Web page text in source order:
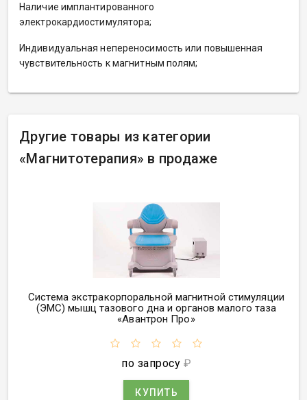
Наличие имплантированного
электрокардиостимулятора;
Индивидуальная непереносимость или повышенная
чувствительность к магнитным полям;
Другие товары из категории
«Магнитотерапия» в продаже
Система экстракорпоральной магнитной стимуляции
(ЭМС) мышц тазового дна и органов малого таза
«Авантрон Про»
по запросу ₽
КУПИТЬ